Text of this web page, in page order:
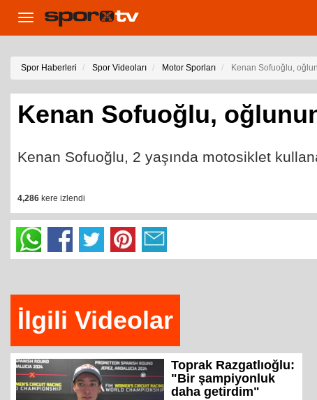
Toggle
navigation
Spor Haberleri Spor Videoları Motor Sporları Kenan Sofuoğlu,
Kenan Sofuoğlu,
Kenan Sofuoğlu, 2 yaşında motosiklet
4,286 kere izlendi
İlgili Videolar
Toprak Razgatlıoğlu:
"Bir şampiyonluk
daha getirdim"